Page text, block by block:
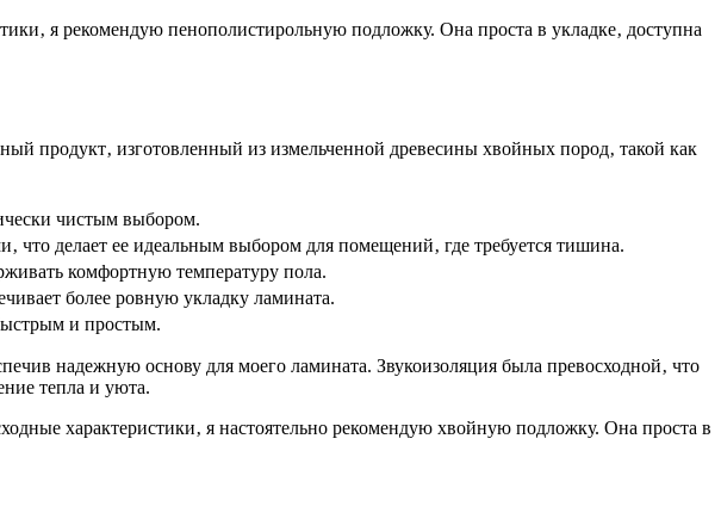
я рекомендую пенополистирольную подложку. Она проста в укладке‚ доступна
продукт‚ изготовленный из измельченной древесины хвойных пород‚ такой как
чистым выбором.
делает ее идеальным выбором для помещений‚ где требуется тишина.
комфортную температуру пола.
более ровную укладку ламината.
и простым.
надежную основу для моего ламината. Звукоизоляция была превосходной‚ что
тепла и уюта.
характеристики‚ я настоятельно рекомендую хвойную подложку. Она проста в